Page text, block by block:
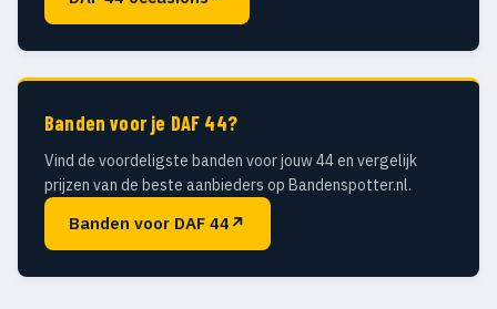
Banden voor je DAF 44?
Vind de voordeligste banden voor jouw 44 en vergelijk
prijzen van de beste aanbieders op Bandenspotter.nl.
Banden voor DAF 44 ↗